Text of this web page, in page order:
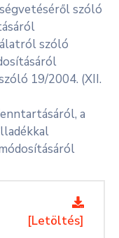
szóló
szóló
19/2004. (XII.
a
[Letöltés]